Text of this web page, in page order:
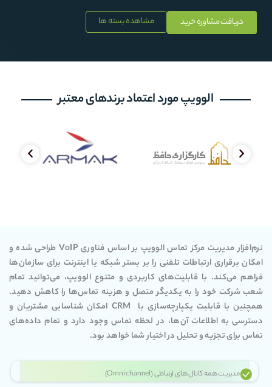
دریافت مشاوره خرید مشاهده بسته ها
الوویپ مورد اعتماد برندهای معتبر
نرم‌افزار مدیریت مرکز تماس الوویپ بر اساس فناوری VoIP طراحی شده و
امکان برقراری ارتباطات تلفنی را بر بستر شبکه یا اینترنت برای سازمان‌ها
فراهم می‌کند. با قابلیت‌های کاربردی و متنوع الوویپ، می‌توانید تمام
شعب شرکت خود را به یکدیگر متصل و هزینه تماس‌ها را کاهش دهید.
همچنین با قابلیت یکپارچه‌سازی با CRM امکان شناسایی مشتریان و
دسترسی به اطلاعات آن‌ها، در لحظه تماس وجود دارد و تمام داده‌های
تماس برای تجزیه و تحلیل در اختیار شما خواهد بود.
مدیریت همه کانال های ارتباطی (Omni channel)